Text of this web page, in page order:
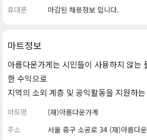
휴대폰
마감된 채용정보 입니다.
마트정보
아름다운가게는 시민들이 사용하지 않는
한 수익으로
지역의 소외 계층 및 공익활동을 지원하
마트명
(재)아름다운가게
주소
서울 중구 소공로 34 (재)아름다